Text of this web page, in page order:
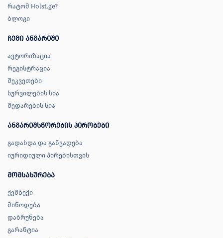
რატომ Holst.ge?
ბლოგი
ჩემი ანგარიში
ავტორიზაცია
რეგისტრაცია
შეკვეთები
სურვილების სია
შედარების სია
ანგარიშსწორების პირობები
გადახდა და განვადება
იურიდიული პირებისთვის
მომსახურება
ქეშბექი
მიწოდება
დაბრუნება
გარანტია